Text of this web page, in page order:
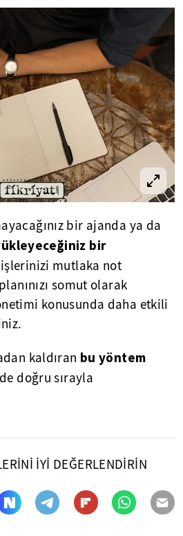
bir ajanda ya da
bir
mutlaka not
somut olarak
konusunda daha etkili
kaldıran bu yöntem
doğru sırayla
İYİ DEĞERLENDİRİN